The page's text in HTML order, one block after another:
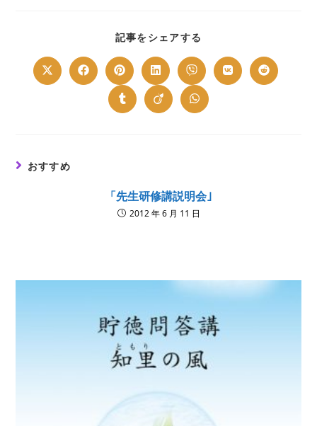
記事をシェアする
CONTENT
Opens
in
Opens
in
window
Opens
in
a
new
window
Opens
in
a
new
window
Opens
in
a
new
window
Opens
in
Opens
in
Opens
in
Opens
in
Opens
in
おすすめ
「先生研修講説明会｣
2012 年 6 月 11 日